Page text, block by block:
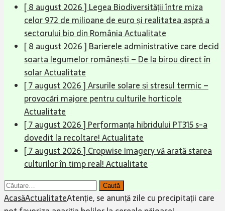
[ 8 august 2026 ] Legea Biodiversității între miza
celor 972 de milioane de euro și realitatea aspră a
sectorului bio din RomâniaActualitate
[ 8 august 2026 ] Barierele administrative care decid
soarta legumelor românești – De la birou direct în
solarActualitate
[ 7 august 2026 ]Arsurile solare și stresul termic –
provocări majore pentru culturile horticole
Actualitate
[ 7 august 2026 ] Performanța hibridului PT315 s-a
dovedit la recoltare!Actualitate
[ 7 august 2026 ] Cropwise Imagery vă arată starea
culturilor în timp real!Actualitate
Caută
după:
AcasăActualitateAtenție, se anunță zile cu precipitații care